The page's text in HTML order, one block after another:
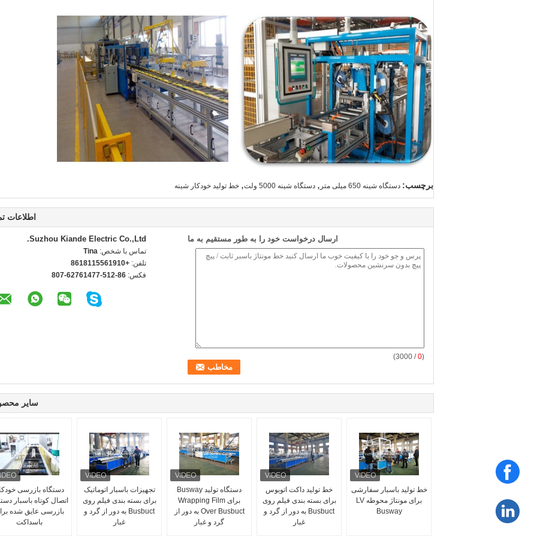
برچسب: دستگاه شینه 650 میلی متر , دستگاه شینه 5000 ولت , خط تولید خودکار شینه
اطلاعات
Suzhou Kiande Electric Co.,Ltd.
تماس با شخص: Tina
تلفن: +8618115561910
فکس: 86-512-62761477-807
ارسال درخواست خود را به طور مستقیم به ما
(
0
/ 3000)
سایر
دستگاه بازرسی
اتصال کوتاه باسبار
بازرسی عایق شده
باسداکت
تجهیزات باسبار اتوماتیک
برای بسته بندی فیلم روی
Busbuct به دور از گرد و
غبار
دستگاه تولید Busway
برای Wrapping Film
Over Busbuct به دور از
گرد و غبار
خط تولید داکت اتوبوس
برای بسته بندی فیلم روی
Busbuct به دور از گرد و
غبار
خط تولید باسبار سفارشی
برای مونتاژ محوطه LV
Busway